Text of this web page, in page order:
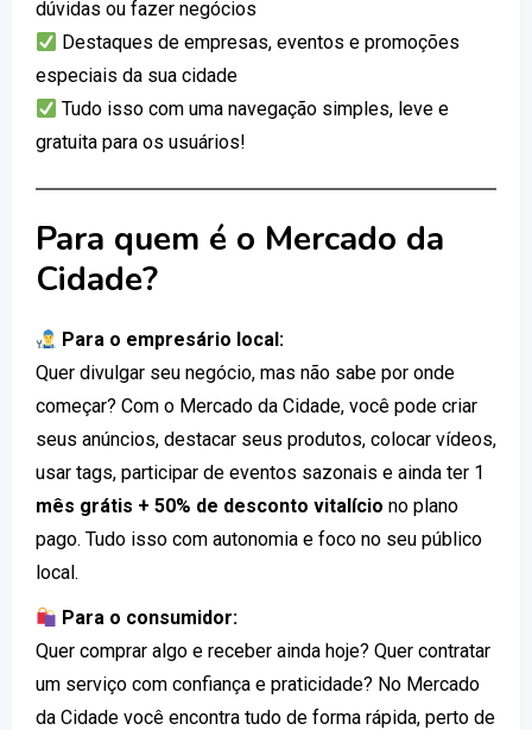
dúvidas ou fazer negócios
Destaques de empresas, eventos e promoções
especiais da sua cidade
Tudo isso com uma navegação simples, leve e
gratuita para os usuários!
Para quem é o Mercado da
Cidade?
Para o empresário local:
Quer divulgar seu negócio, mas não sabe por onde
começar? Com o Mercado da Cidade, você pode criar
seus anúncios, destacar seus produtos, colocar vídeos,
usar tags, participar de eventos sazonais e ainda ter 1
mês grátis + 50% de desconto vitalício no plano
pago. Tudo isso com autonomia e foco no seu público
local.
Para o consumidor:
Quer comprar algo e receber ainda hoje? Quer contratar
um serviço com confiança e praticidade? No Mercado
da Cidade você encontra tudo de forma rápida, perto de